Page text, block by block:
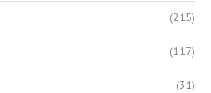
(215)
(117)
(31)